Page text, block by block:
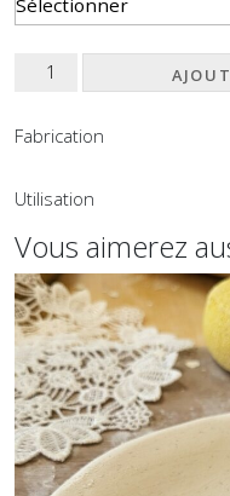
quantité
Stage
-
3
séances
Fabrication
Utilisation
Vous aimerez